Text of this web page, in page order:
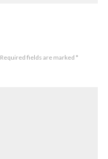
Required fields are marked *